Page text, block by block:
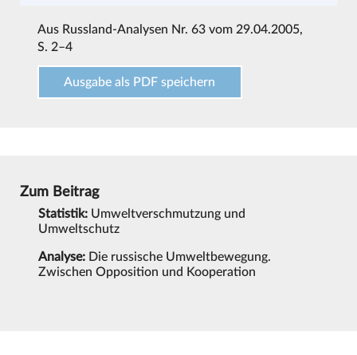
Aus Russland-Analysen Nr. 63 vom 29.04.2005,
S. 2–4
Ausgabe als PDF speichern
Zum Beitrag
Statistik: Umweltverschmutzung und
Umweltschutz
Analyse: Die russische Umweltbewegung.
Zwischen Opposition und Kooperation